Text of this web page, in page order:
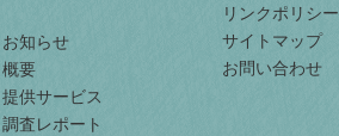
お知らせ
概要
提供サービス
調査レポート
リンクポリシー
サイトマップ
お問い合わせ